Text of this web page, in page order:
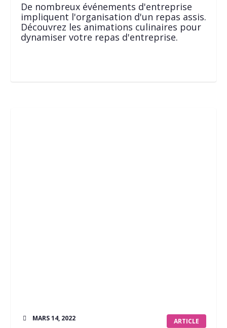
De nombreux événements d'entreprise
impliquent l'organisation d'un repas assis.
Découvrez les animations culinaires pour
dynamiser votre repas d'entreprise.
ARTICLE
MARS 14, 2022